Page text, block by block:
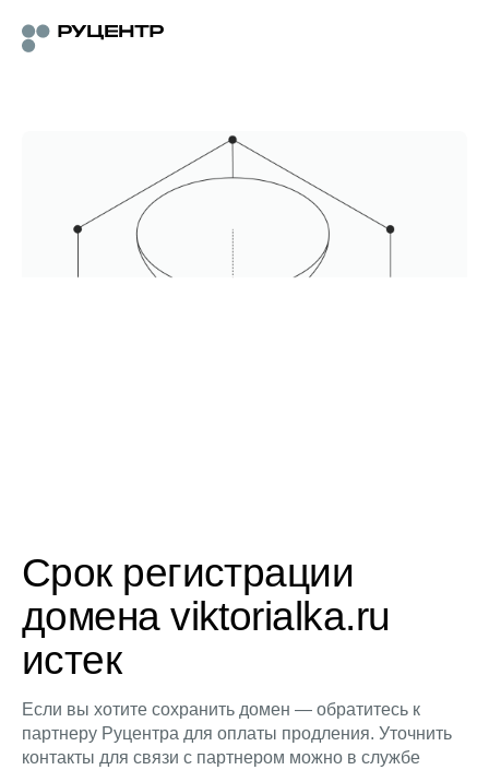
Срок регистрации
домена viktorialka.ru
истек
Если вы хотите сохранить домен — обратитесь к
партнеру Руцентра для оплаты продления. Уточнить
контакты для связи с партнером можно в службе